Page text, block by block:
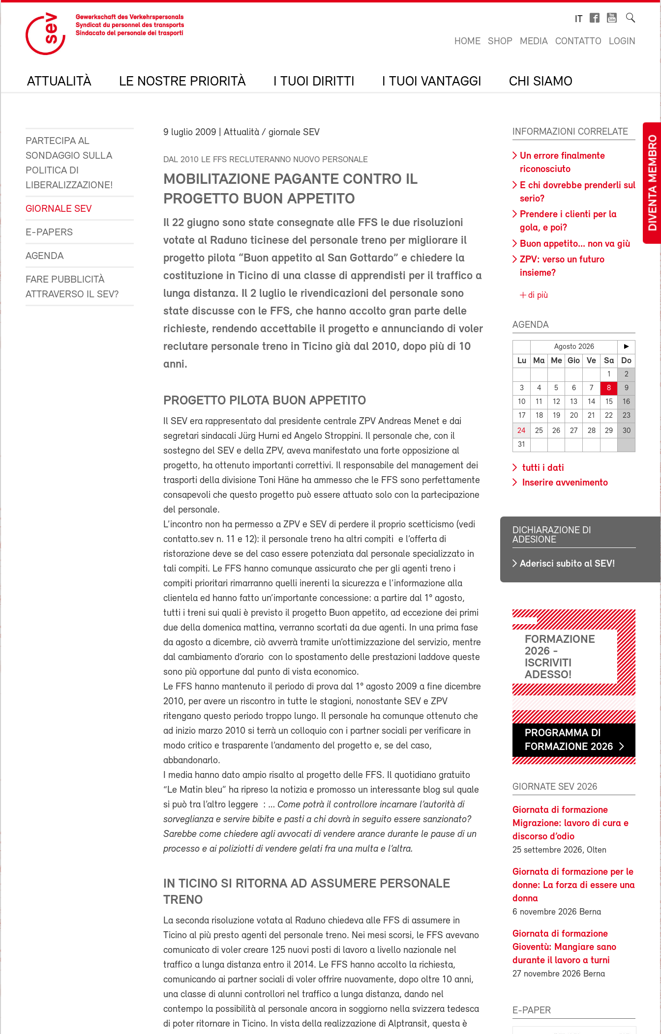
DIVENTA MEMBRO
IT
HOME SHOP MEDIA CONTATTO LOGIN
ATTUALITÀ LE NOSTRE PRIORITÀ I TUOI DIRITTI I TUOI VANTAGGI CHI SIAMO
PARTECIPA AL
SONDAGGIO SULLA
POLITICA DI
LIBERALIZZAZIONE!
GIORNALE SEV
E-PAPERS
AGENDA
FARE PUBBLICITÀ
ATTRAVERSO IL SEV?
9 luglio 2009 | Attualità / giornale SEV
DAL 2010 LE FFS RECLUTERANNO NUOVO PERSONALE
MOBILITAZIONE PAGANTE CONTRO IL
PROGETTO BUON APPETITO
Il 22 giugno sono state consegnate alle FFS le due risoluzioni
votate al Raduno ticinese del personale treno per migliorare il
progetto pilota “Buon appetito al San Gottardo” e chiedere la
costituzione in Ticino di una classe di apprendisti per il traffico a
lunga distanza. Il 2 luglio le rivendicazioni del personale sono
state discusse con le FFS, che hanno accolto gran parte delle
richieste, rendendo accettabile il progetto e annunciando di voler
reclutare personale treno in Ticino già dal 2010, dopo più di 10
anni.
PROGETTO PILOTA BUON APPETITO
Il SEV era rappresentato dal presidente centrale ZPV Andreas Menet e dai
segretari sindacali Jürg Hurni ed Angelo Stroppini. Il personale che, con il
sostegno del SEV e della ZPV, aveva manifestato una forte opposizione al
progetto, ha ottenuto importanti correttivi. Il responsabile del management dei
trasporti della divisione Toni Häne ha ammesso che le FFS sono perfettamente
consapevoli che questo progetto può essere attuato solo con la partecipazione
del personale.
L’incontro non ha permesso a ZPV e SEV di perdere il proprio scetticismo (vedi
contatto.sev n. 11 e 12): il personale treno ha altri compiti e l’offerta di
ristorazione deve se del caso essere potenziata dal personale specializzato in
tali compiti. Le FFS hanno comunque assicurato che per gli agenti treno i
compiti prioritari rimarranno quelli inerenti la sicurezza e l’informazione alla
clientela ed hanno fatto un’importante concessione: a partire dal 1° agosto,
tutti i treni sui quali è previsto il progetto Buon appetito, ad eccezione dei primi
due della domenica mattina, verranno scortati da due agenti. In una prima fase
da agosto a dicembre, ciò avverrà tramite un’ottimizzazione del servizio, mentre
dal cambiamento d’orario con lo spostamento delle prestazioni laddove queste
sono più opportune dal punto di vista economico.
Le FFS hanno mantenuto il periodo di prova dal 1° agosto 2009 a fine dicembre
2010, per avere un riscontro in tutte le stagioni, nonostante SEV e ZPV
ritengano questo periodo troppo lungo. Il personale ha comunque ottenuto che
ad inizio marzo 2010 si terrà un colloquio con i partner sociali per verificare in
modo critico e trasparente l’andamento del progetto e, se del caso,
abbandonarlo.
I media hanno dato ampio risalto al progetto delle FFS. Il quotidiano gratuito
“Le Matin bleu” ha ripreso la notizia e promosso un interessante blog sul quale
si può tra l’altro leggere : … Come potrà il controllore incarnare l’autorità di
sorveglianza e servire bibite e pasti a chi dovrà in seguito essere sanzionato?
Sarebbe come chiedere agli avvocati di vendere arance durante le pause di un
processo e ai poliziotti di vendere gelati fra una multa e l’altra.
IN TICINO SI RITORNA AD ASSUMERE PERSONALE
TRENO
La seconda risoluzione votata al Raduno chiedeva alle FFS di assumere in
Ticino al più presto agenti del personale treno. Nei mesi scorsi, le FFS avevano
comunicato di voler creare 125 nuovi posti di lavoro a livello nazionale nel
traffico a lunga distanza entro il 2014. Le FFS hanno accolto la richiesta,
comunicando ai partner sociali di voler offrire nuovamente, dopo oltre 10 anni,
una classe di alunni controllori nel traffico a lunga distanza, dando nel
contempo la possibilità al personale ancora in soggiorno nella svizzera tedesca
di poter ritornare in Ticino. In vista della realizzazione di Alptransit, questa è
INFORMAZIONI CORRELATE
Un errore finalmente
riconosciuto
E chi dovrebbe prenderli sul
serio?
Prendere i clienti per la
gola, e poi?
Buon appetito... non va giù
ZPV: verso un futuro
insieme?
di più
AGENDA
Agosto 2026
Lu Ma Me Gio Ve Sa Do
1
2
3
4 5 6 7 8
9
10
11 12 13 14 15
16
17
18 19 20 21 22 23
24 25 26 27 28 29
30
31
tutti i dati
Inserire avvenimento
DICHIARAZIONE DI
ADESIONE
Aderisci subito al SEV!
FORMAZIONE
2026 -
ISCRIVITI
ADESSO!
PROGRAMMA DI
FORMAZIONE 2026
GIORNATE SEV 2026
Giornata di formazione
Migrazione: lavoro di cura e
discorso d’odio
25 settembre 2026, Olten
Giornata di formazione per le
donne: La forza di essere una
donna
6 novembre 2026 Berna
Giornata di formazione
Gioventù: Mangiare sano
durante il lavoro a turni
27 novembre 2026 Berna
E-PAPER